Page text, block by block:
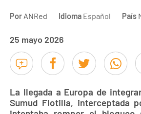
Por ANRed Idioma Español País
25 mayo 2026
La llegada a Europa de
Sumud Flotilla, interceptada